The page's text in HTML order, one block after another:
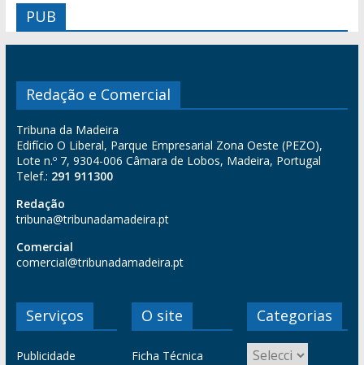
PUB
Redação e Comercial
Tribuna da Madeira
Edifício O Liberal, Parque Empresarial Zona Oeste (PEZO),
Lote n.º 7, 9304-006 Câmara de Lobos, Madeira, Portugal
Telef.: 291 911300
Redação
tribuna@tribunadamadeira.pt
Comercial
comercial@tribunadamadeira.pt
Serviços
Publicidade
O site
Ficha Técnica
Categorias